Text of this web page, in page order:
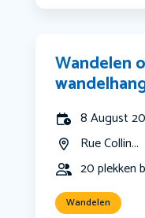
Wandelen
8 August
Rue Collin...
20 plekken
Wandelen